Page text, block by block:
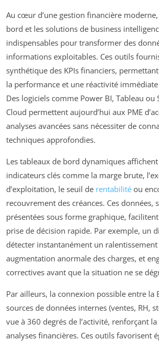
Au cœur d’une gestion financière
bord et les solutions de business
indispensables pour transformer des
informations exploitables. Ces outils
synthétique des KPIs financiers,
la performance et une réactivité immédiate
Des logiciels comme Power BI, Tableau ou
Cloud permettent aujourd’hui aux PME
analyses avancées sans nécessiter de
techniques approfondies.
Les tableaux de bord dynamiques
indicateurs clés comme la marge brute,
d’exploitation, le seuil de rentabilité ou
recouvrement des créances. Ces données,
présentées sous forme graphique,
prise de décision rapide. Par exemple, un
détecter instantanément un
augmentation anormale des charges, et
correctives avant que la situation ne se
Par ailleurs, la connexion possible entre la
sources de données internes (ventes, RH,
vue à 360 degrés de l’activité, renforçant
analyses financières. Ces outils favorisent